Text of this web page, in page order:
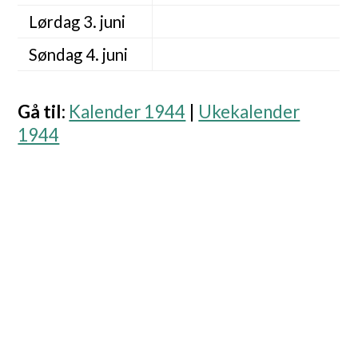
Lørdag 3. juni
Søndag 4. juni
Gå til: Kalender 1944
Ukekalender
1944